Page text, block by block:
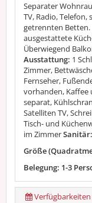
Separater
TV, Radio,
getrennten
ausgestattete
Überwiegend
Ausstattung: 1
Zimmer,
Fernseher,
vorhanden, Kaffee
separat,
Satelliten TV,
Tisch- und
im ZimmerSanitär:
Größe
Belegung: 1-3
Verfügbarkeiten